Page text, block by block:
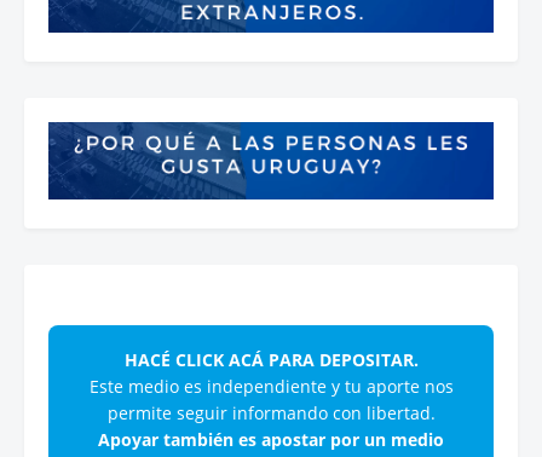
HACÉ CLICK ACÁ PARA DEPOSITAR.
Este medio es independiente y tu aporte nos
permite seguir informando con libertad.
Apoyar también es apostar por un medio